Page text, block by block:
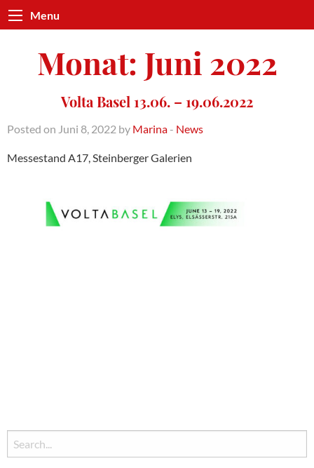
Menu
Monat: Juni 2022
Volta Basel 13.06. – 19.06.2022
Posted on Juni 8, 2022 by Marina - News
Messestand A17, Steinberger Galerien
Search
for: